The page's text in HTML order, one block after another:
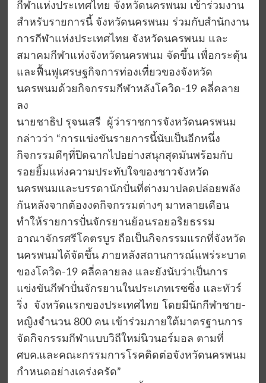
กีฬาแห่งประเทศไทย จังหวัดนครพนม เข้าร่วมงาน
สำหรับรายการนี้ จังหวัดนครพนม ร่วมกับสำนักงาน
การกีฬาแห่งประเทศไทย จังหวัดนครพนม และ
สมาคมกีฬาแห่งจังหวัดนครพนม จัดขึ้น เพื่อกระตุ้น
และฟื้นฟูเศรษฐกิจการท่องเที่ยวของจังหวัด
นครพนมด้วยกิจกรรมกีฬาหลังโควิด-19 คลี่คลาย
ลง
นายชาธิป รุจนเสรี ผู้ว่าราชการจังหวัดนครพนม
กล่าวว่า “การแข่งขันรายการนี้นับเป็นอีกหนึ่ง
กิจกรรมดีๆที่ปิดฉากไปอย่างสนุกสุดมันพร้อมกับ
รอยยิ้มแห่งความประทับใจของชาวจังหวัด
นครพนมและบรรดานักปั่นที่ต่างมาปลดปล่อยพลัง
กันหลังจากต้องงดกิจกรรมต่างๆ มาหลายเดือน
ทำให้รายการปั่นจักรยานย้อนรอยอริยธรรม
อาณาจักรศรีโคตรบูร ถือเป็นกิจกรรมแรกที่จังหวัด
นครพนมได้จัดขึ้น ภายหลังสถานการณ์แพร่ระบาด
ของโควิด-19 คลี่คลายลง และยังนับว่าเป็นการ
แข่งขันกีฬาปั่นจักรยานในประเภทเรซซิ่ง และทัวร์
ริ่ง จังหวัดแรกของประเทศไทย โดยมีนักกีฬาชาย-
หญิงจำนวน 800 คน เข้าร่วมภายใต้มาตรฐานการ
จัดกิจกรรมกีฬาแบบวิถีใหม่นิวนอร์มอล ตามที่
ศบค.และคณะกรรมการโรคติดต่อจังหวัดนครพนม
กำหนดอย่างเคร่งครัด”